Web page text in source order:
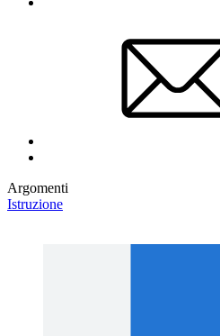
Argomenti
Istruzione